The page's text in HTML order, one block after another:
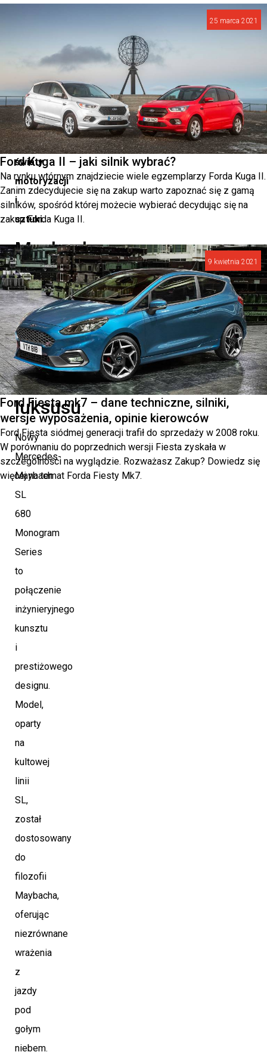
LaChapelle’a,
który
swoją
twórczością
połączył
światy
motoryzacji
i
sztuki.
Maybach
SL
680
Monogram
Series
–
kwintesencja
luksusu
Nowy
Mercedes-
Maybach
SL
680
Monogram
Series
to
połączenie
inżynieryjnego
kunsztu
i
prestiżowego
designu.
Model,
oparty
na
kultowej
linii
SL,
został
dostosowany
do
filozofii
Maybacha,
oferując
niezrównane
wrażenia
z
jazdy
pod
gołym
niebem.
25 marca 2021
Ford Kuga II – jaki silnik wybrać?
Na rynku wtórnym znajdziecie wiele egzemplarzy Forda Kuga II.
Zanim zdecydujecie się na zakup warto zapoznać się z gamą
silników, spośród której możecie wybierać decydując się na
zakup Forda Kuga II.
9 kwietnia 2021
Ford Fiesta mk7 – dane techniczne, silniki,
wersje wyposażenia, opinie kierowców
Ford Fiesta siódmej generacji trafił do sprzedaży w 2008 roku.
W porównaniu do poprzednich wersji Fiesta zyskała w
szczególności na wyglądzie. Rozważasz Zakup? Dowiedz się
więcej na temat Forda Fiesty Mk7.